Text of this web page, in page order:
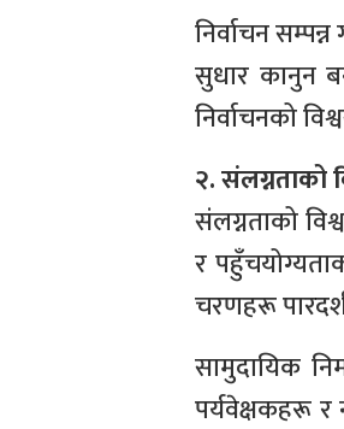
निर्वाचन
सुधार कानुन
निर्वाचनको
२. संलग्नताको
संलग्नताको
र
चरणहरू
सामुदायिक
पर्यवेक्षकहरू